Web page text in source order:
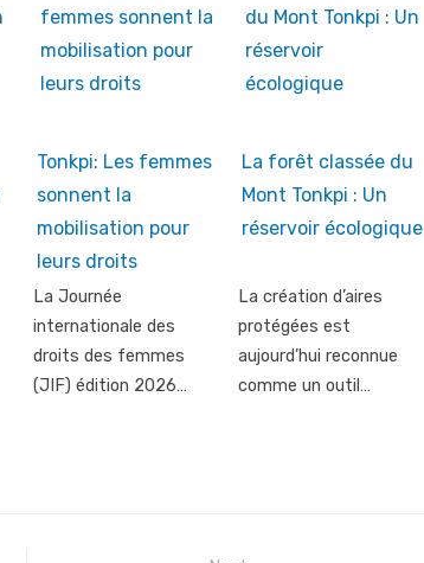
Tonkpi: Les femmes
sonnent la
mobilisation pour
leurs droits
La Journée
internationale des
droits des femmes
(JIF) édition 2026…
La forêt classée du
Mont Tonkpi : Un
réservoir écologique
La création d’aires
protégées est
aujourd’hui reconnue
comme un outil…